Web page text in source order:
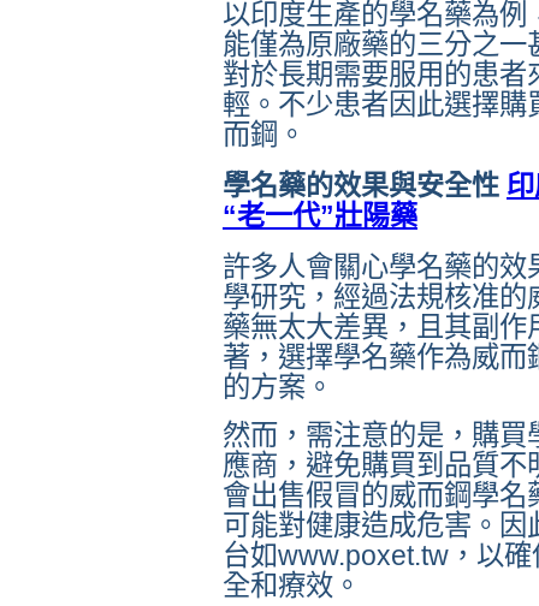
以印度生產的學名藥為
能僅為原廠藥的三分之
對於長期需要服用的患
輕。不少患者因此選擇
而鋼。
學名藥的效果與安全性
“老一代”壯陽藥
許多人會關心學名藥的
學研究，經過法規核准
藥無太大差異，且其副
著，選擇學名藥作為威
的方案。
然而，需注意的是，購
應商，避免購買到品質
會出售假冒的威而鋼學
可能對健康造成危害。
台如www.poxet.tw，以
全和療效。